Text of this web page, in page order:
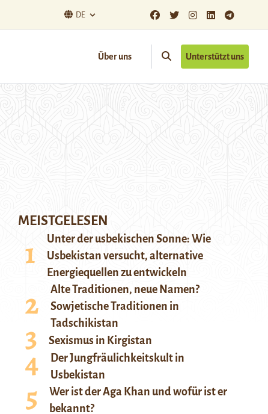
DE
Über uns Unterstützt uns
MEISTGELESEN
Unter der usbekischen Sonne: Wie
Usbekistan versucht, alternative
Energiequellen zu entwickeln
Alte Traditionen, neue Namen?
Sowjetische Traditionen in
Tadschikistan
Sexismus in Kirgistan
Der Jungfräulichkeitskult in
Usbekistan
Wer ist der Aga Khan und wofür ist er
bekannt?